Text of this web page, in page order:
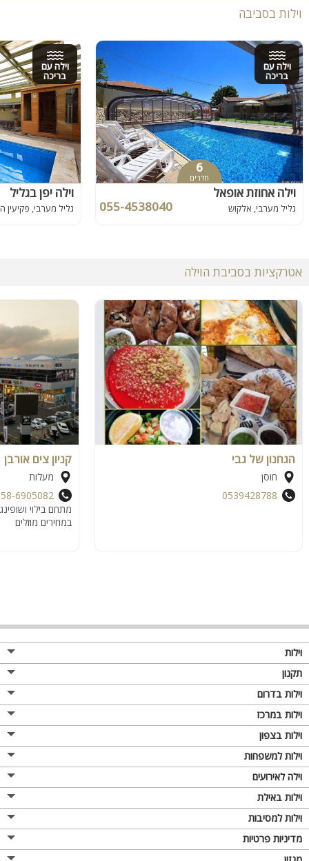
וילות בסביבה
וילה עם
בריכה
6
חדרים
וילה אחוזת אופאל
גליל מערבי, אלקוש 055-4538040
וילה עם
בריכה
וילה יפן בגליל
גליל מערבי,
אטרקציות בסביבת הוילה
הגחנון של גבי
חוסן
0539428788
קניון צים אורבן
מעלות
6905082
מתחם בילוי
במחירים מוזלים
וילות
תקנון
וילות בדרום
וילות במרכז
וילות בצפון
וילות למשפחות
וילה לאירועים
וילות באילת
וילות למסיבות
מדיניות פרטיות